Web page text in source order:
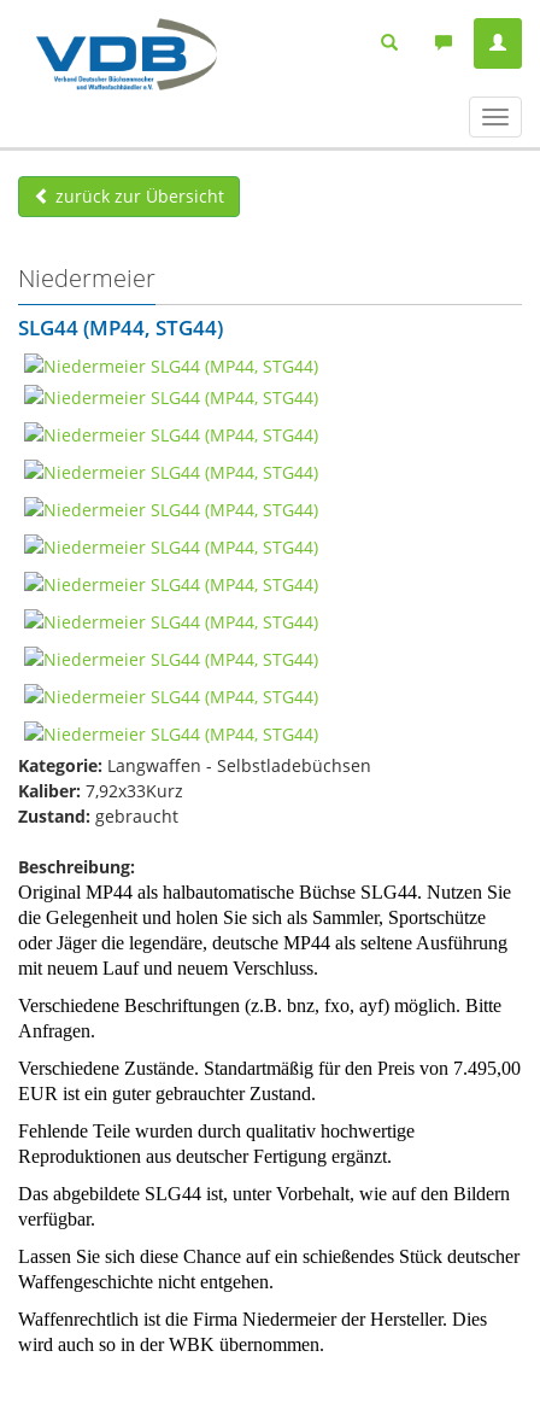
ein-/
zurück zur Übersicht
Niedermeier
SLG44 (MP44, STG44)
Kategorie: Langwaffen - Selbstladebüchsen
Kaliber: 7,92x33Kurz
Zustand: gebraucht
Beschreibung:
Original MP44 als halbautomatische Büchse SLG44. Nutzen Sie
die Gelegenheit und holen Sie sich als Sammler, Sportschütze
oder Jäger die legendäre, deutsche MP44 als seltene Ausführung
mit neuem Lauf und neuem Verschluss.
Verschiedene Beschriftungen (z.B. bnz, fxo, ayf) möglich. Bitte
Anfragen.
Verschiedene Zustände. Standartmäßig für den Preis von 7.495,00
EUR ist ein guter gebrauchter Zustand.
Fehlende Teile wurden durch qualitativ hochwertige
Reproduktionen aus deutscher Fertigung ergänzt.
Das abgebildete SLG44 ist, unter Vorbehalt, wie auf den Bildern
verfügbar.
Lassen Sie sich diese Chance auf ein schießendes Stück deutscher
Waffengeschichte nicht entgehen.
Waffenrechtlich ist die Firma Niedermeier der Hersteller. Dies
wird auch so in der WBK übernommen.